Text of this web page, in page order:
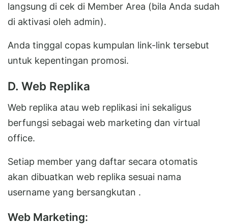
langsung di cek di Member Area (bila Anda sudah
di aktivasi oleh admin).
Anda tinggal copas kumpulan link-link tersebut
untuk kepentingan promosi.
D. Web Replika
Web replika atau web replikasi ini sekaligus
berfungsi sebagai web marketing dan virtual
office.
Setiap member yang daftar secara otomatis
akan dibuatkan web replika sesuai nama
username yang bersangkutan .
Web Marketing: